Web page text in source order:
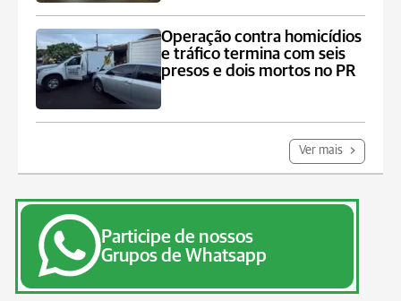
Operação contra homicídios
e tráfico termina com seis
presos e dois mortos no PR
Ver mais
Participe de nossos
Grupos de Whatsapp